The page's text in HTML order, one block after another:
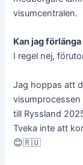
visumcentralen.
Kan jag
I regel nej,
Jag hoppas att
till Ryssland
Tveka inte att
😊🇷🇺